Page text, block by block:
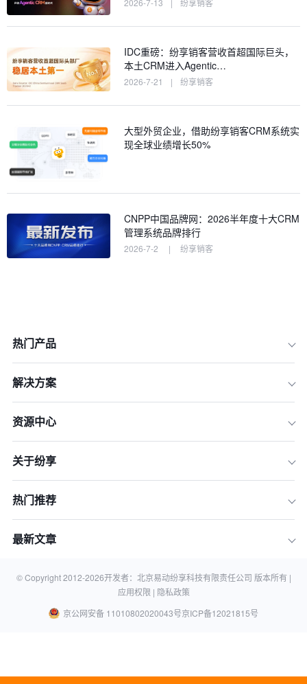
2026-7-13 | 纷享销客
IDC重磅：纷享销客营收首超国际巨头，
本土CRM进入Agentic…
2026-7-21 | 纷享销客
大型外贸企业，借助纷享销客CRM系统实
现全球业绩增长50%
CNPP中国品牌网：2026半年度十大CRM
管理系统品牌排行
2026-7-2 | 纷享销客
热门产品
解决方案
资源中心
关于纷享
热门推荐
最新文章
© Copyright 2012-2026开发者：北京易动纷享科技有限责任公司 版本所有 |
应用权限 | 隐私政策
京公网安备 11010802020043号京ICP备12021815号